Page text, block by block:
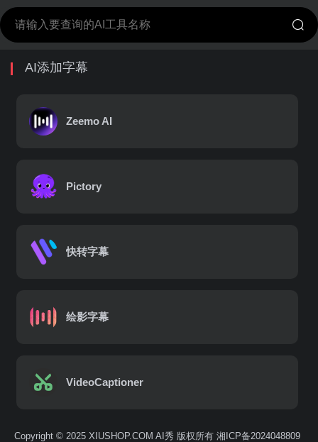
AI添加字幕
Zeemo AI
Pictory
快转字幕
绘影字幕
VideoCaptioner
Copyright © 2025 XIUSHOP.COM AI秀 版权所有 湘ICP备2024048809